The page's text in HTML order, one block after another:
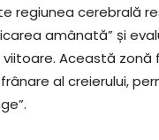
regiunea cerebrală
amânată” și
Această zonă
al creierului,